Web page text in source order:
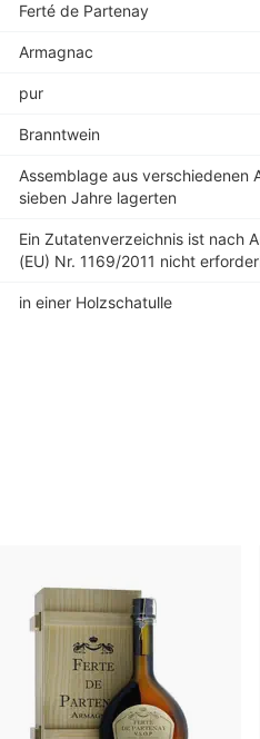
Ferté de Partenay
Armagnac
pur
Branntwein
Assemblage aus verschiedenen
sieben Jahre lagerten
Ein Zutatenverzeichnis ist nach
(EU) Nr. 1169/2011 nicht
in einer Holzschatulle